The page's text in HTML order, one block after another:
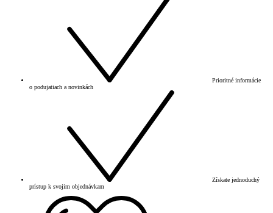
Prioritné informácie
o podujatiach a novinkách
Získate jednoduchý
prístup k svojim objednávkam